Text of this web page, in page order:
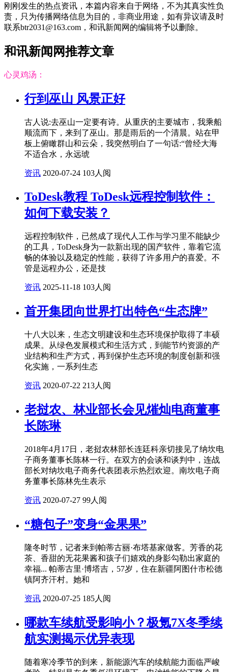
刚刚发生的热点资讯，本篇内容来自于网络，不为其真实性负
责，只为传播网络信息为目的，非商业用途，如有异议请及时
联系btr2031@163.com，和讯新闻网的编辑将予以删除。
和讯新闻网推荐文章
心灵鸡汤：
行到巫山 风景正好
古人说:去巫山一定要有诗。从重庆的主要城市，我乘船
顺流而下，来到了巫山。那是雨后的一个清晨。站在甲
板上俯瞰群山和云朵，我突然明白了一句话:“曾经大海
不适合水，永远琥
资讯 2020-07-24 103人阅
ToDesk教程 ToDesk远程控制软件：
如何下载安装？
远程控制软件，已然成了现代人工作与学习里不能缺少
的工具，ToDesk身为一款新出现的国产软件，靠着它流
畅的体验以及稳定的性能，获得了许多用户的喜爱。不
管是远程办公，还是技
资讯 2025-11-18 103人阅
首开集团向世界打出特色“生态牌”
十八大以来，生态文明建设和生态环境保护取得了丰硕
成果。从绿色发展模式和生活方式，到能节约资源的产
业结构和生产方式，再到保护生态环境的制度创新和强
化实施，一系列生态
资讯 2020-07-22 213人阅
老挝农、林业部长会见熣灿电商董事
长陈琳
2018年4月17日，老挝农林部长连廷科亲切接见了纳坎电
子商务董事长陈林一行。在双方的会谈和谈判中，连战
部长对纳坎电子商务代表团表示热烈欢迎。南坎电子商
务董事长陈林先生表示
资讯 2020-07-27 99人阅
“糖包子”变身“金果果”
隆冬时节，记者来到帕蒂古丽·布塔基家做客。芳香的花
茶、香甜的无花果酱和孩子们嬉戏的身影勾勒出家庭的
幸福... 帕蒂古里·博塔吉，57岁，住在新疆阿图什市松德
镇阿齐汗村。她和
资讯 2020-07-25 185人阅
哪款车续航受影响小？极氪7X冬季续
航实测揭示优异表现
随着寒冷季节的到来，新能源汽车的续航能力面临严峻